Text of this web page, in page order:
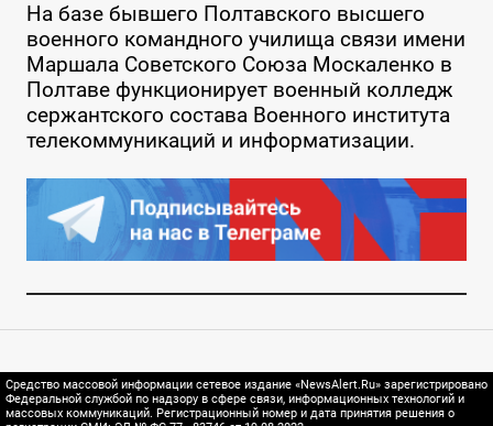
На базе бывшего Полтавского высшего
военного командного училища связи имени
Маршала Советского Союза Москаленко в
Полтаве функционирует военный колледж
сержантского состава Военного института
телекоммуникаций и информатизации.
Средство массовой информации сетевое издание «NewsAlert.Ru» зарегистрировано
Федеральной службой по надзору в сфере связи, информационных технологий и
массовых коммуникаций. Регистрационный номер и дата принятия решения о